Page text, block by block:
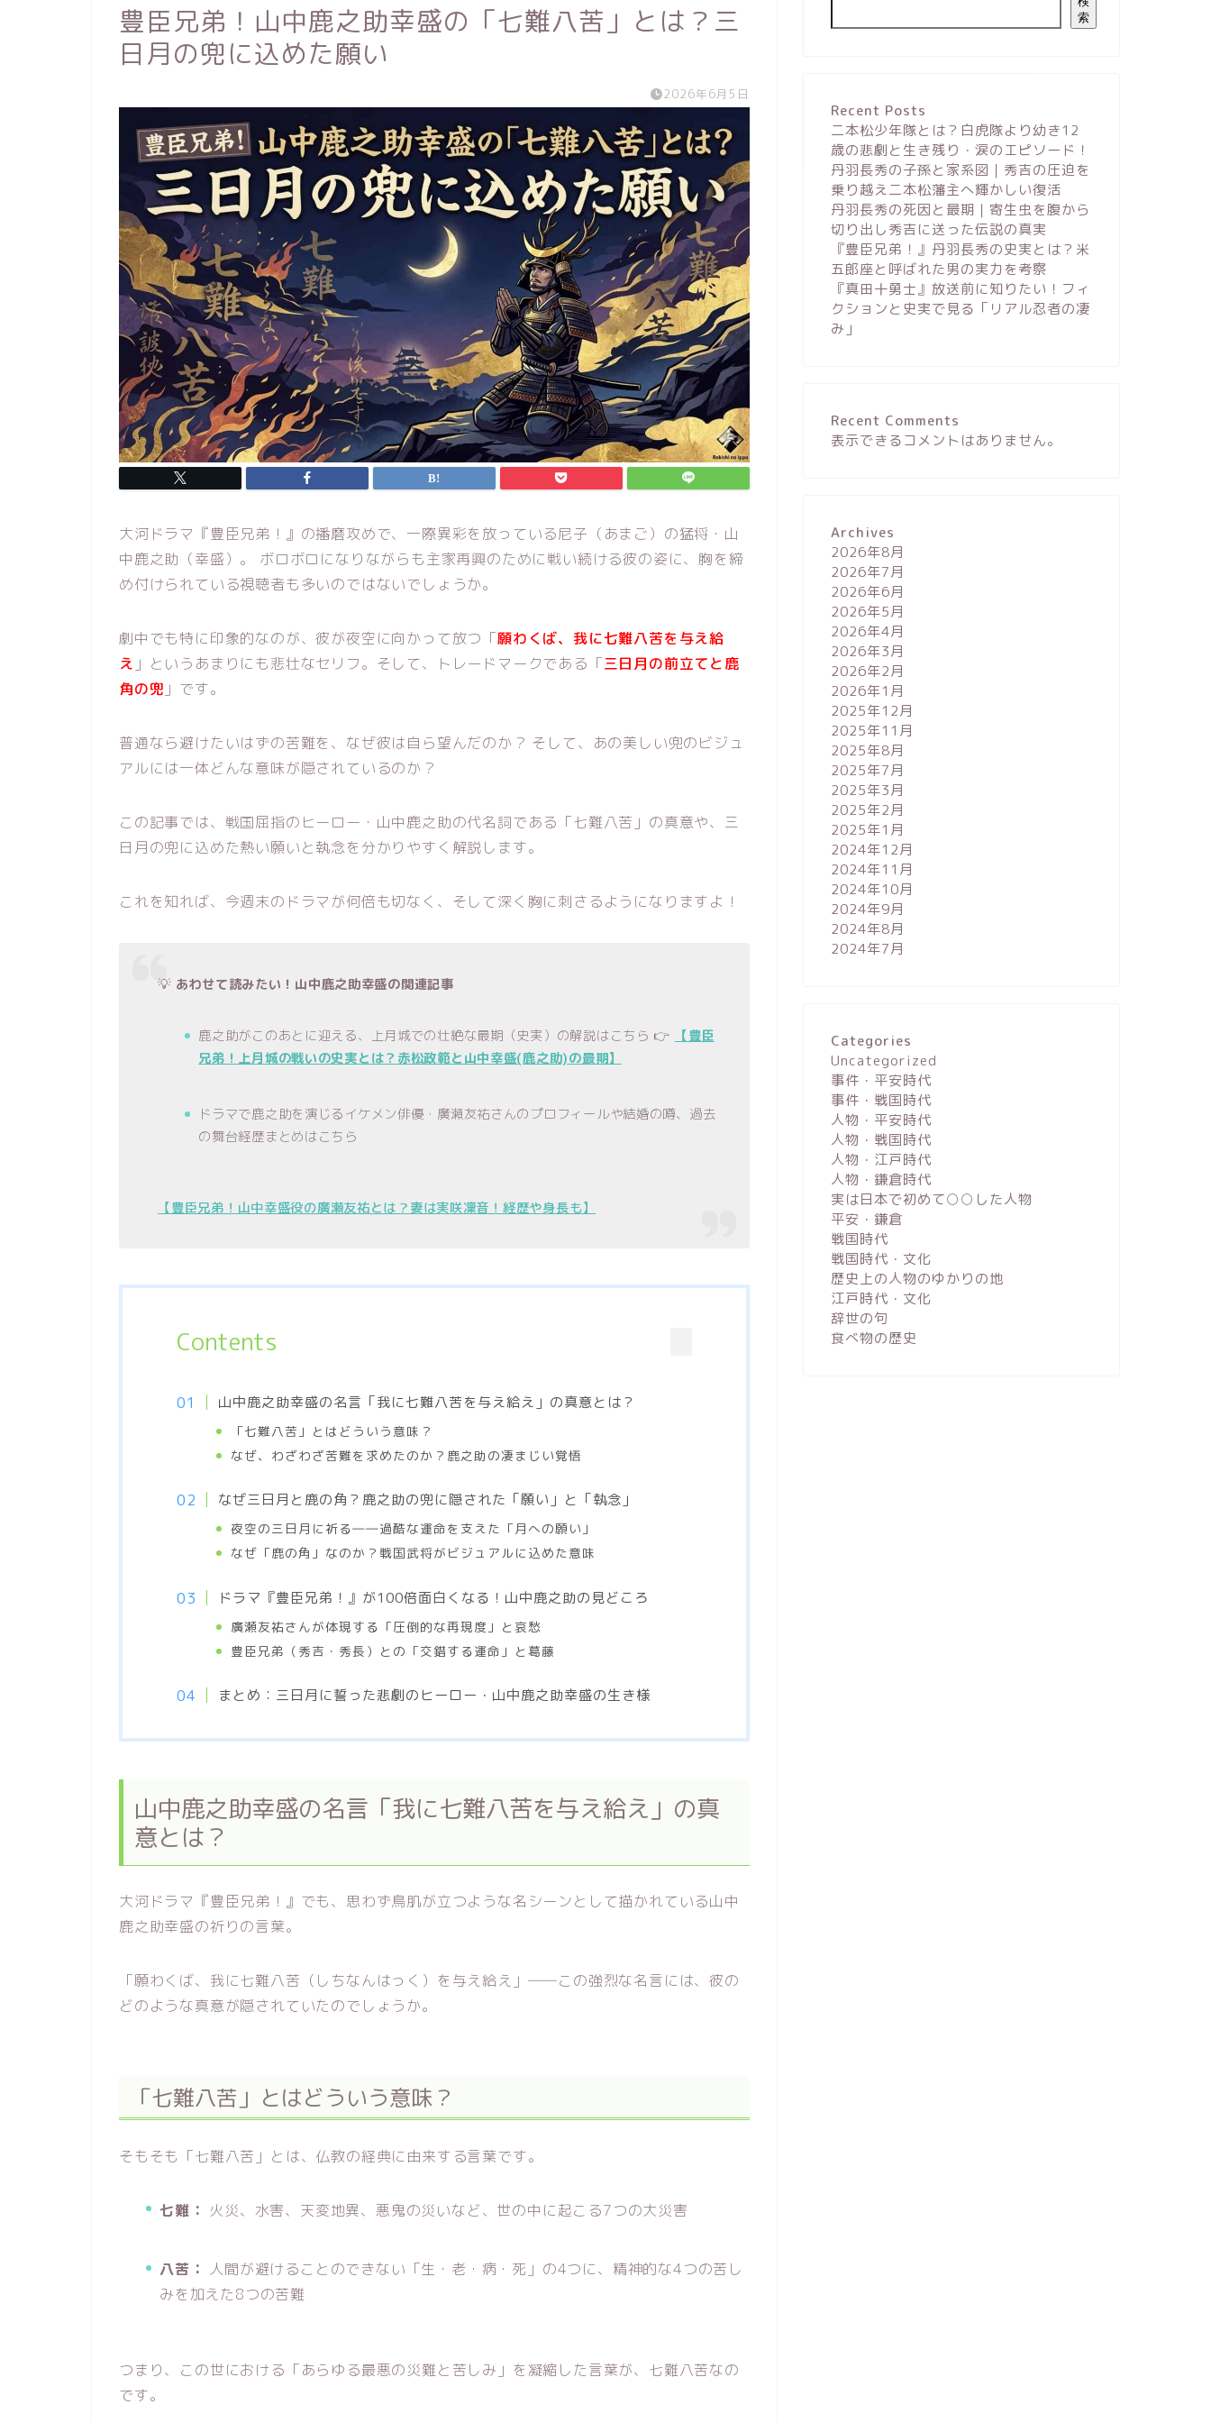
豊臣兄弟！山中鹿之助幸盛の「七難八苦」とは？三
日月の兜に込めた願い
2026年6月5日
大河ドラマ『豊臣兄弟！』の播磨攻めで、一際異彩を放っている尼子（あまご）の猛将・山
中鹿之助（幸盛）。 ボロボロになりながらも主家再興のために戦い続ける彼の姿に、胸を締
め付けられている視聴者も多いのではないでしょうか。
劇中でも特に印象的なのが、彼が夜空に向かって放つ「願わくば、我に七難八苦を与え給
え 」というあまりにも悲壮なセリフ。そして、トレードマークである「三日月の前立てと鹿
角の兜 」です。
普通なら避けたいはずの苦難を、なぜ彼は自ら望んだのか？ そして、あの美しい兜のビジュ
アルには一体どんな意味が隠されているのか？
この記事では、戦国屈指のヒーロー・山中鹿之助の代名詞である「七難八苦」の真意や、三
日月の兜に込めた熱い願いと執念を分かりやすく解説します。
これを知れば、今週末のドラマが何倍も切なく、そして深く胸に刺さるようになりますよ！
💡 あわせて読みたい！山中鹿之助幸盛の関連記事
鹿之助がこのあとに迎える、上月城での壮絶な最期（史実）の解説はこちら 👉
【豊臣
兄弟！上月城の戦いの史実とは？赤松政範と山中幸盛(鹿之助)の最期】
ドラマで鹿之助を演じるイケメン俳優・廣瀬友祐さんのプロフィールや結婚の噂、過去
の舞台経歴まとめはこちら
【豊臣兄弟！山中幸盛役の廣瀬友祐とは？妻は実咲凜音！経歴や身長も】
Contents
山中鹿之助幸盛の名言「我に七難八苦を与え給え」の真意とは？
「七難八苦」とはどういう意味？
なぜ、わざわざ苦難を求めたのか？鹿之助の凄まじい覚悟
なぜ三日月と鹿の角？鹿之助の兜に隠された「願い」と「執念」
夜空の三日月に祈る――過酷な運命を支えた「月への願い」
なぜ「鹿の角」なのか？戦国武将がビジュアルに込めた意味
ドラマ『豊臣兄弟！』が100倍面白くなる！山中鹿之助の見どころ
廣瀬友祐さんが体現する「圧倒的な再現度」と哀愁
豊臣兄弟（秀吉・秀長）との「交錯する運命」と葛藤
まとめ：三日月に誓った悲劇のヒーロー・山中鹿之助幸盛の生き様
山中鹿之助幸盛の名言「我に七難八苦を与え給え」の真
意とは？
大河ドラマ『豊臣兄弟！』でも、思わず鳥肌が立つような名シーンとして描かれている山中
鹿之助幸盛の祈りの言葉。
「願わくば、我に七難八苦（しちなんはっく）を与え給え」――この強烈な名言には、彼の
どのような真意が隠されていたのでしょうか。
「七難八苦」とはどういう意味？
そもそも「七難八苦」とは、仏教の経典に由来する言葉です。
七難： 火災、水害、天変地異、悪鬼の災いなど、世の中に起こる7つの大災害
八苦： 人間が避けることのできない「生・老・病・死」の4つに、精神的な4つの苦し
みを加えた8つの苦難
つまり、この世における「あらゆる最悪の災難と苦しみ」を凝縮した言葉が、七難八苦なの
です。
索
Recent Posts
二本松少年隊とは？白虎隊より幼き12
歳の悲劇と生き残り・涙のエピソード！
丹羽長秀の子孫と家系図｜秀吉の圧迫を
乗り越え二本松藩主へ輝かしい復活
丹羽長秀の死因と最期｜寄生虫を腹から
切り出し秀吉に送った伝説の真実
『豊臣兄弟！』丹羽長秀の史実とは？米
五郎座と呼ばれた男の実力を考察
『真田十勇士』放送前に知りたい！フィ
クションと史実で見る「リアル忍者の凄
み」
Recent Comments
表示できるコメントはありません。
Archives
2026年8月
2026年7月
2026年6月
2026年5月
2026年4月
2026年3月
2026年2月
2026年1月
2025年12月
2025年11月
2025年8月
2025年7月
2025年3月
2025年2月
2025年1月
2024年12月
2024年11月
2024年10月
2024年9月
2024年8月
2024年7月
Categories
Uncategorized
事件・平安時代
事件・戦国時代
人物・平安時代
人物・戦国時代
人物・江戸時代
人物・鎌倉時代
実は日本で初めて○○した人物
平安・鎌倉
戦国時代
戦国時代・文化
歴史上の人物のゆかりの地
江戸時代・文化
辞世の句
食べ物の歴史